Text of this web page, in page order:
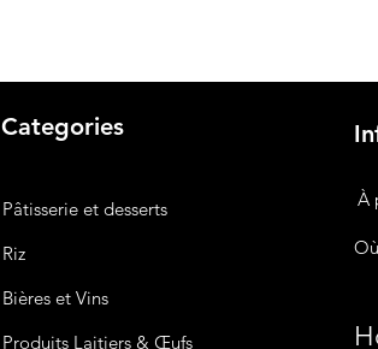
Categories
Pâtisserie et desserts
Riz
Bièreset Vins
Produits Laitiers & Œufs
À